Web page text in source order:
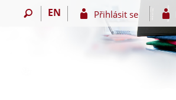
EN Přihlásit se